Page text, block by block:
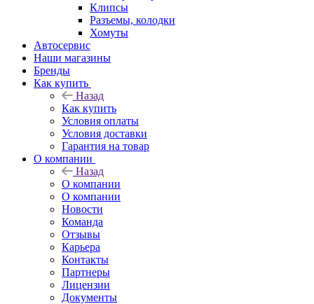
Клипсы
Разъемы, колодки
Хомуты
Автосервис
Наши магазины
Бренды
Как купить
Назад
Как купить
Условия оплаты
Условия доставки
Гарантия на товар
О компании
Назад
О компании
О компании
Новости
Команда
Отзывы
Карьера
Контакты
Партнеры
Лицензии
Документы